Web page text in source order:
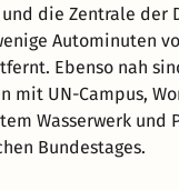
und die Zentrale der
Autominuten
Ebenso nah
mit UN-Campus,
Wasserwerk und
Bundestages.